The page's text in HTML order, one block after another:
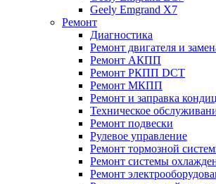
Geely Emgrand X7
Ремонт
Диагностика
Ремонт двигателя и
Ремонт АКПП
Ремонт РКПП DCT
Ремонт МКПП
Ремонт и заправка
Техническое
Ремонт подвески
Рулевое управление
Ремонт тормозной
Ремонт системы
Ремонт